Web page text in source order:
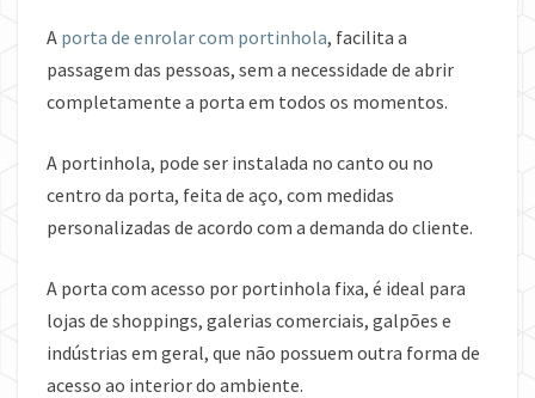
A porta de enrolar com portinhola, facilita a
passagem das pessoas, sem a necessidade de abrir
completamente a porta em todos os momentos.
A portinhola, pode ser instalada no canto ou no
centro da porta, feita de aço, com medidas
personalizadas de acordo com a demanda do cliente.
A porta com acesso por portinhola fixa, é ideal para
lojas de shoppings, galerias comerciais, galpões e
indústrias em geral, que não possuem outra forma de
acesso ao interior do ambiente.